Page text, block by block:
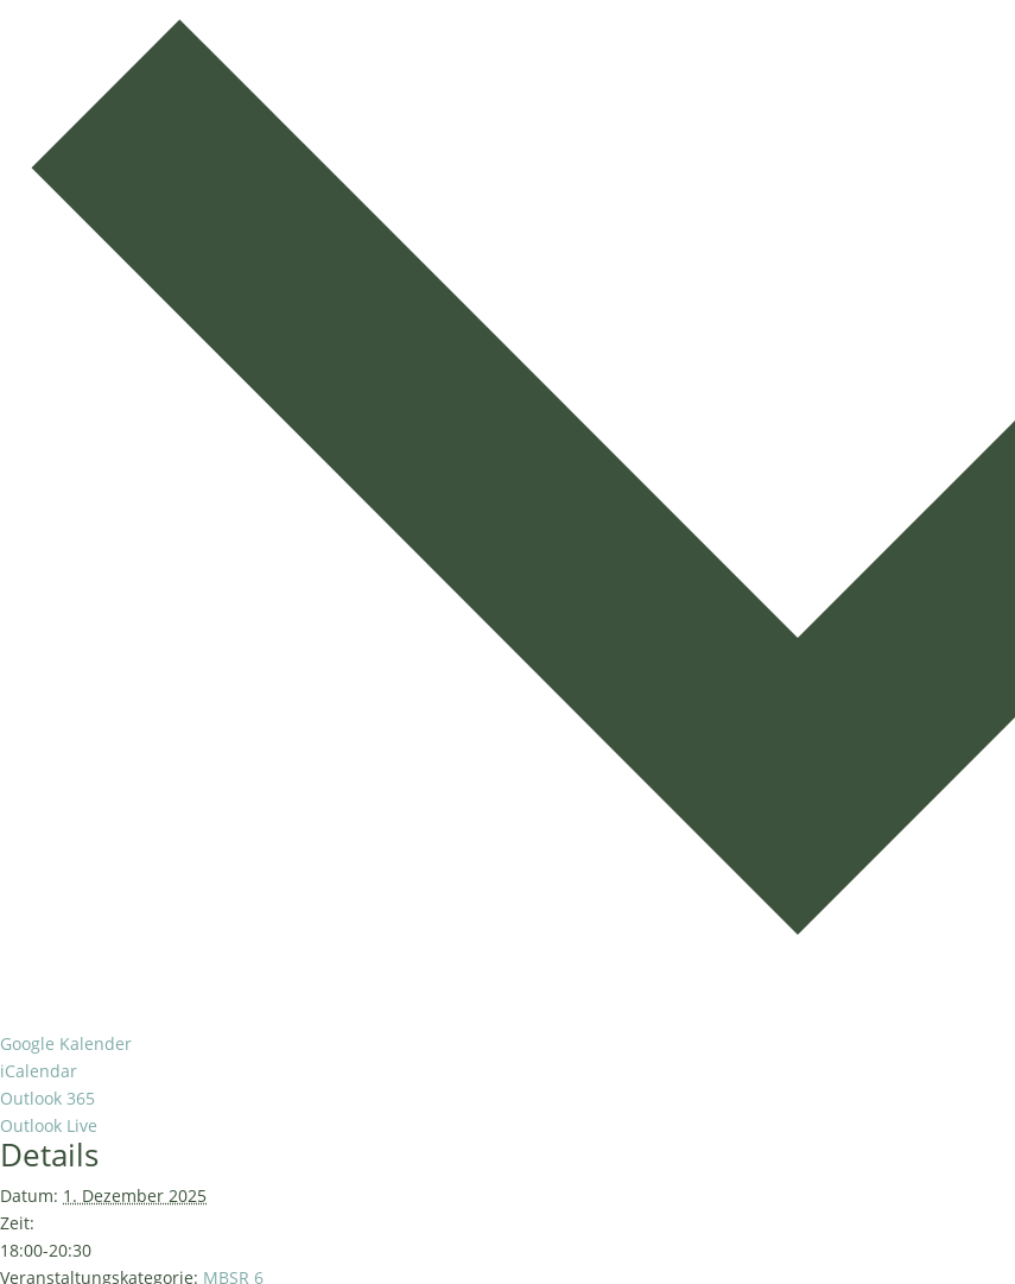
Google Kalender
iCalendar
Outlook 365
Outlook Live
Details
Datum: 1. Dezember 2025
Zeit:
18:00-20:30
Veranstaltungskategorie: MBSR 6